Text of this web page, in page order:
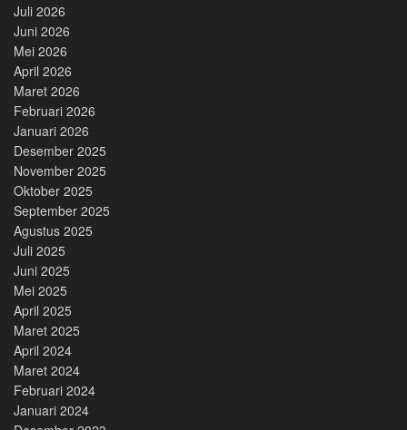
Juli 2026
Juni 2026
Mei 2026
April 2026
Maret 2026
Februari 2026
Januari 2026
Desember 2025
November 2025
Oktober 2025
September 2025
Agustus 2025
Juli 2025
Juni 2025
Mei 2025
April 2025
Maret 2025
April 2024
Maret 2024
Februari 2024
Januari 2024